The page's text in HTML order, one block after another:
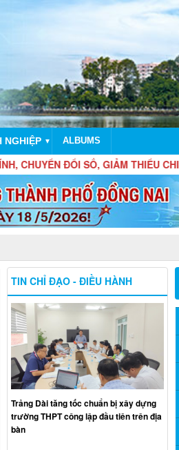
NGHIỆP ▼ ALBUMS
ĐỔI SỐ, GIẢM THIỂU CHI PHÍ
TIN CHỈ ĐẠO - ĐIỀU HÀNH
Trảng Dài tăng tốc chuẩn bị xây dựng
trường THPT công lập đầu tiên trên địa
bàn